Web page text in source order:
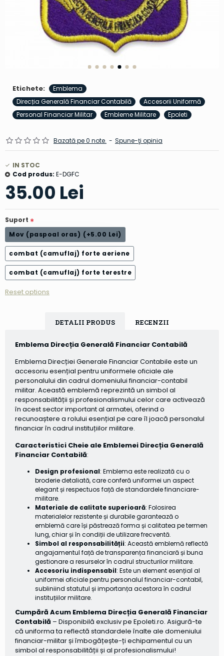
Etichete:
Emblema
Direcția Generală Financiar Contabilă
Accesorii Uniformă
Personal Financiar Militar
Embleme Militare Epoleti
Bazată pe 0 note. - Spune-ţi opinia
35.00 Lei
IN STOC
Cod produs: E-DGFC
Suport
Mov (paspoal oras) (+5.00 Lei)
combat (camuflaj) forte aeriene
combat (camuflaj) forte terestre
Reset options
DETALII PRODUS RECENZII
Emblema Direcția Generală Financiar Contabilă
Emblema Direcției Generale Financiar Contabile este un
accesoriu esențial pentru uniformele oficiale ale
personalului din cadrul domeniului financiar-contabil
militar. Această emblemă reprezintă un simbol al
responsabilității și profesionalismului celor care activează
în acest sector important al armatei, oferind o
recunoaștere a rolului esențial pe care îl joacă personalul
financiar în cadrul instituțiilor militare.
Caracteristici Cheie ale Emblemei Direcția Generală
Financiar Contabilă:
Design profesional: Emblema este realizată cu o
broderie detaliată, care conferă uniformei un aspect
elegant și respectuos față de standardele financiare-
militare.
Materiale de calitate superioară: Folosirea
materialelor rezistente și durabile garantează o
emblemă care își păstrează forma și calitatea pe termen
lung, chiar și în condiții de utilizare frecventă.
Simbol al responsabilității: Această emblemă reflectă
angajamentul față de transparența financiară și buna
gestionare a resurselor în cadrul structurilor militare.
Accesoriu indispensabil: Este un element esențial al
uniformei oficiale pentru personalul financiar-contabil,
subliniind statutul și importanța acestora în cadrul
instituțiilor militare.
Cumpără Acum Emblema Direcția Generală Financiar
Contabilă – Disponibilă exclusiv pe Epoleti.ro. Asigură-te
că uniforma ta reflectă standardele înalte ale domeniului
financiar-militar și îmbogățește-ți echipamentul cu un
simbol al responsabilității și al profesionalismului!